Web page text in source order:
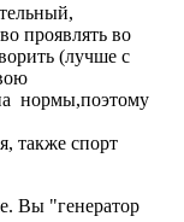
проявлять во
(лучше с
нормы,поэтому
также спорт
Вы "генератор